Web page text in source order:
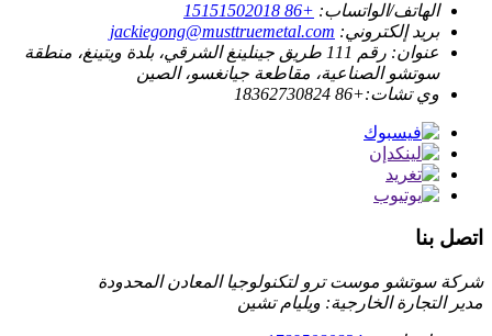
الهاتف/الواتساب: +86 15151502018
بريد إلكتروني: jackiegong@musttruemetal.com
عنوان:
رقم 111 طريق جينلينغ الشرقي، بلدة ويتينغ، منطقة
سوتشو الصناعية، مقاطعة جيانغسو، الصين
وي تشات:+86 18362730824
اتصل بنا
شركة سوتشو موست ترو لتكنولوجيا المعادن المحدودة
مدير التجارة الخارجية: ويليام تشين